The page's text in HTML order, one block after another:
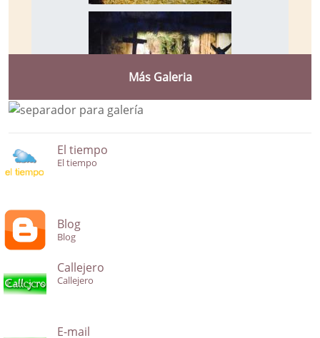
Más Galeria
El tiempo
El tiempo
Blog
Blog
Callejero
Callejero
E-mail